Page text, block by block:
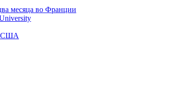
месяца во Франции
США